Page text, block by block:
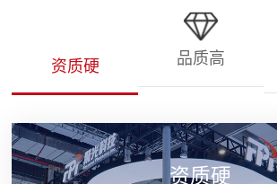
资质硬 品质高
资质硬